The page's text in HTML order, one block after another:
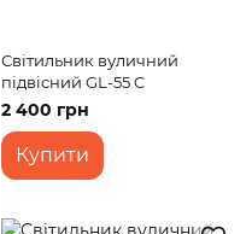
Світильник вуличний
підвісний GL-55 C
2 400 грн
Купити